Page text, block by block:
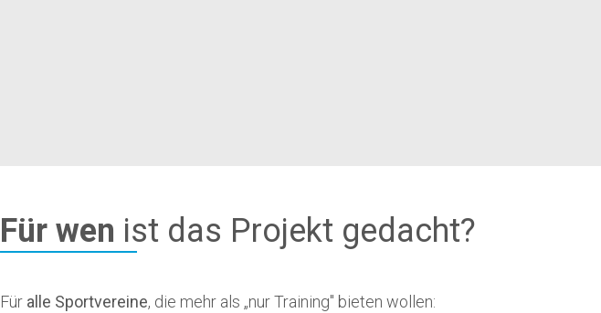
Für wen ist das Projekt gedacht?
Für alle Sportvereine, die mehr als „nur Training" bieten wollen: